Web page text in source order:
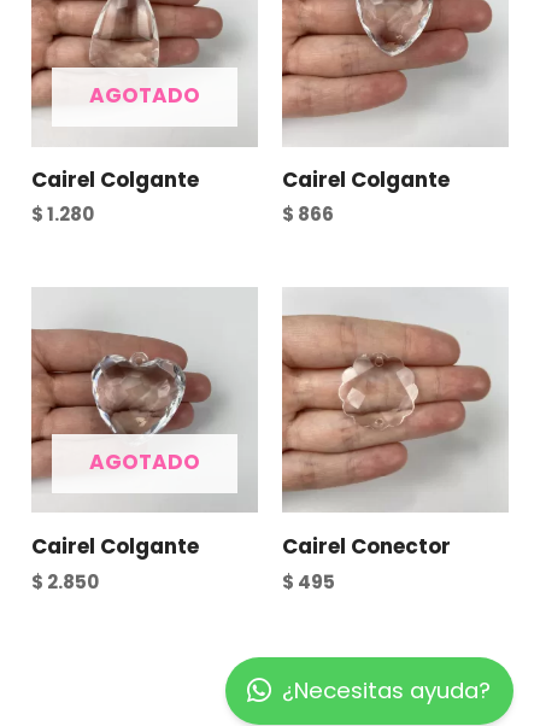
AGOTADO
Cairel Colgante
$1.280
Cairel Colgante
$ 866
AGOTADO
Cairel Colgante
$ 2.850
Cairel Conector
$ 495
¿Necesitas ayuda?